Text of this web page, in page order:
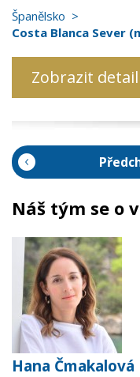
Španělsko
Costa Blanca Sever
Zobrazit detail
Náš tým se o
Hana Čmakalová